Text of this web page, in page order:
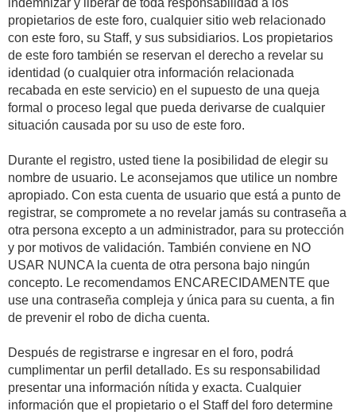
indemnizar y liberar de toda responsabilidad a los
propietarios de este foro, cualquier sitio web relacionado
con este foro, su Staff, y sus subsidiarios. Los propietarios
de este foro también se reservan el derecho a revelar su
identidad (o cualquier otra información relacionada
recabada en este servicio) en el supuesto de una queja
formal o proceso legal que pueda derivarse de cualquier
situación causada por su uso de este foro.
Durante el registro, usted tiene la posibilidad de elegir su
nombre de usuario. Le aconsejamos que utilice un nombre
apropiado. Con esta cuenta de usuario que está a punto de
registrar, se compromete a no revelar jamás su contraseña a
otra persona excepto a un administrador, para su protección
y por motivos de validación. También conviene en NO
USAR NUNCA la cuenta de otra persona bajo ningún
concepto. Le recomendamos ENCARECIDAMENTE que
use una contraseña compleja y única para su cuenta, a fin
de prevenir el robo de dicha cuenta.
Después de registrarse e ingresar en el foro, podrá
cumplimentar un perfil detallado. Es su responsabilidad
presentar una información nítida y exacta. Cualquier
información que el propietario o el Staff del foro determine